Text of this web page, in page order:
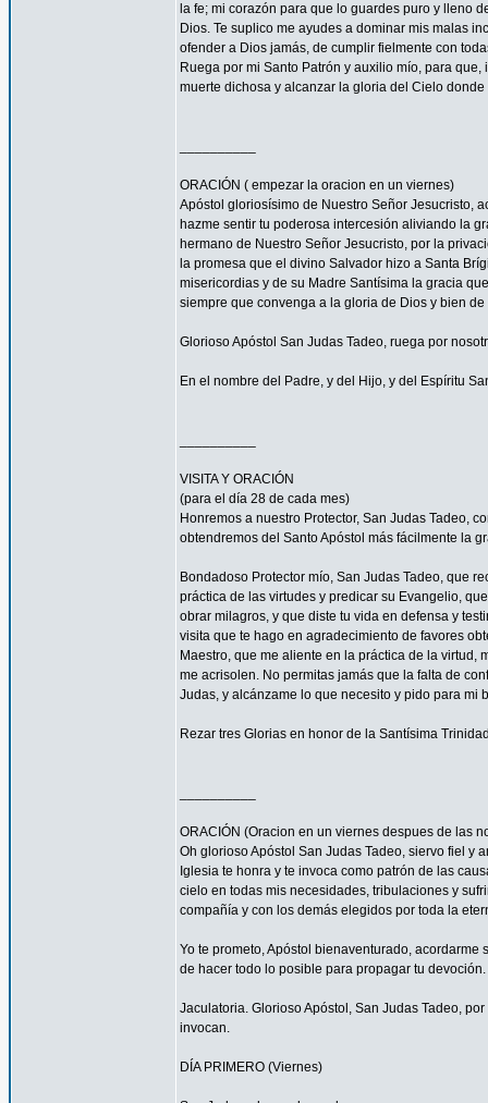
la fe; mi corazón para que lo guardes puro y lleno
Dios. Te suplico me ayudes a dominar mis malas
ofender a Dios jamás, de cumplir fielmente con
Ruega por mi Santo Patrón y auxilio mío, para
muerte dichosa y alcanzar la gloria del Cielo
ORACIÓN ( empezar la oracion en un viernes)
Apóstol gloriosísimo de Nuestro Señor Jesucristo,
hazme sentir tu poderosa intercesión aliviando la
hermano de Nuestro Señor Jesucristo, por la
la promesa que el divino Salvador hizo a Santa
misericordias y de su Madre Santísima la gracia
siempre que convenga a la gloria de Dios y bien de
Glorioso Apóstol San Judas Tadeo, ruega por
En el nombre del Padre, y del Hijo, y del Espíritu
VISITA Y ORACIÓN
(para el día 28 de cada mes)
Honremos a nuestro Protector, San Judas Tadeo,
obtendremos del Santo Apóstol más fácilmente la
Bondadoso Protector mío, San Judas Tadeo, que
práctica de las virtudes y predicar su Evangelio,
obrar milagros, y que diste tu vida en defensa y
visita que te hago en agradecimiento de favores
Maestro, que me aliente en la práctica de la
me acrisolen. No permitas jamás que la falta de
Judas, y alcánzame lo que necesito y pido para mi
Rezar tres Glorias en honor de la Santísima
ORACIÓN (Oracion en un viernes despues de las
Oh glorioso Apóstol San Judas Tadeo, siervo fiel y
Iglesia te honra y te invoca como patrón de las
cielo en todas mis necesidades, tribulaciones y
compañía y con los demás elegidos por toda la
Yo te prometo, Apóstol bienaventurado,
de hacer todo lo posible para propagar tu devoción.
Jaculatoria. Glorioso Apóstol, San Judas Tadeo,
invocan.
DÍA PRIMERO (Viernes)